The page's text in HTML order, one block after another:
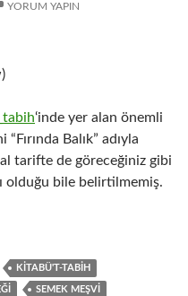
YORUM YAPIN
‘inde yer alan önemli
Balık” adıyla
tarifte de göreceğiniz gibi
olduğu bile belirtilmemiş.
KITABÜ'T-TABIH
SEMEK MEŞVI